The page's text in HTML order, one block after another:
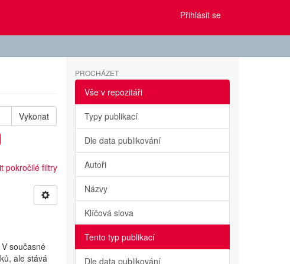
Přihlásit se
Vykonat
pokročilé filtry
současné
ale stává
PROCHÁZET
Vše v repozitáři
Typy publikací
Dle data publikování
Autoři
Názvy
Klíčová slova
Tento typ publikací
Dle data publikování